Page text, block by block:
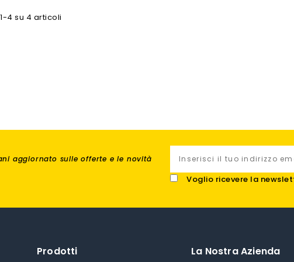
4 su 4 articoli
aggiornato sulle offerte e le novità
Voglio ricevere la
Prodotti La Nostra Azienda